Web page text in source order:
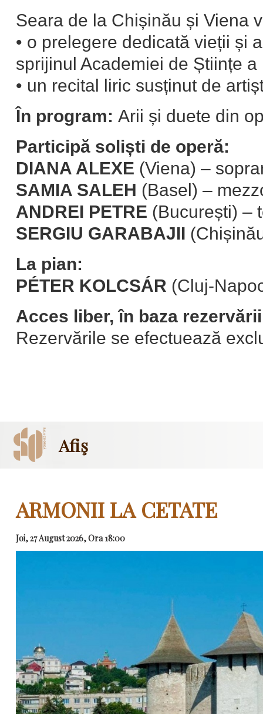
Seara de la Chișinău și Viena
• o prelegere dedicată vieții și
sprijinul Academiei de Științe
• un recital liric susținut de
În program: Arii și duete din
Participă soliști de operă:
DIANA ALEXE (Viena) –
SAMIA SALEH (Basel) –
ANDREI PETRE (București) –
SERGIU GARABAJII
La pian:
PÉTER KOLCSÁR (Cluj-
Acces liber, în baza
Rezervările se efectuează
Afiş
ARMONII LA CETATE
Joi, 27 August 2026, Ora 18:00